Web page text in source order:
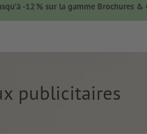
-12 % sur la gamme Brochures &
publicitaires